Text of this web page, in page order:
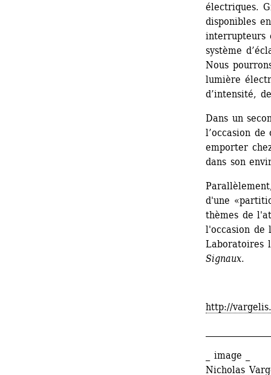
électriques.
disponibles
interrupteurs
système
Nous
lumière
d’intensité,
Dans un
l’occasion
emporter
dans son
d'une
thèmes de
l'occasion de
Laboratoires
Signaux.
http://
_ image _
Nicholas